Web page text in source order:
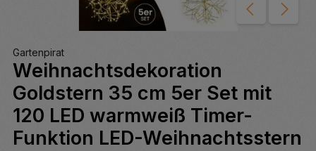
Gartenpirat
Weihnachtsdekoration
Goldstern 35 cm 5er Set mit
120 LED warmweiß Timer-
Funktion LED-Weihnachtsstern